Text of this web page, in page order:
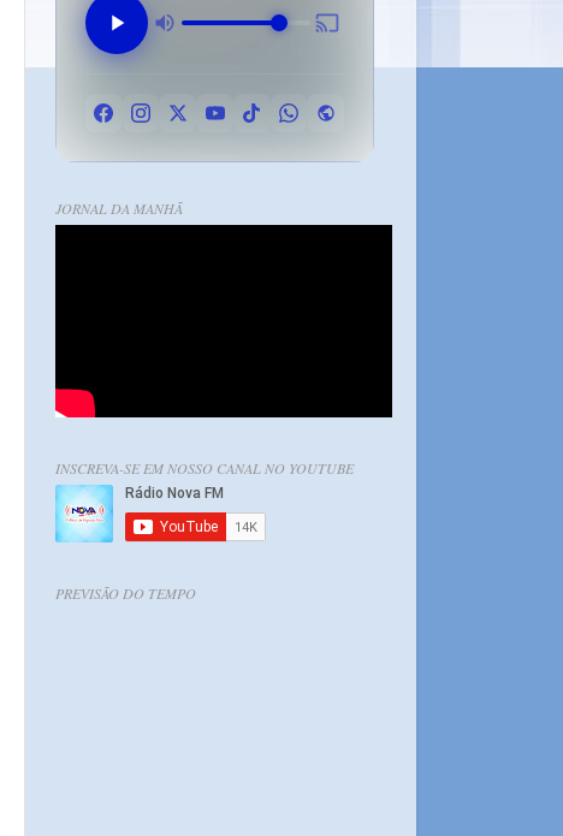
JORNAL DA MANHÃ
INSCREVA-SE EM NOSSO CANAL NO YOUTUBE
PREVISÃO DO TEMPO